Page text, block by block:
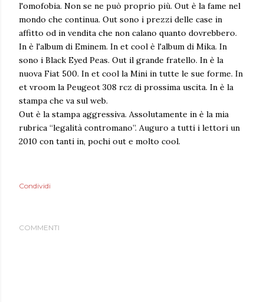
l'omofobia. Non se ne può proprio più. Out è la fame nel
mondo che continua. Out sono i prezzi delle case in
affitto od in vendita che non calano quanto dovrebbero.
In è l'album di Eminem. In et cool è l'album di Mika. In
sono i Black Eyed Peas. Out il grande fratello. In è la
nuova Fiat 500. In et cool la Mini in tutte le sue forme. In
et vroom la Peugeot 308 rcz di prossima uscita. In è la
stampa che va sul web.
Out è la stampa aggressiva. Assolutamente in è la mia
rubrica “legalità contromano”. Auguro a tutti i lettori un
2010 con tanti in, pochi out e molto cool.
Condividi
COMMENTI